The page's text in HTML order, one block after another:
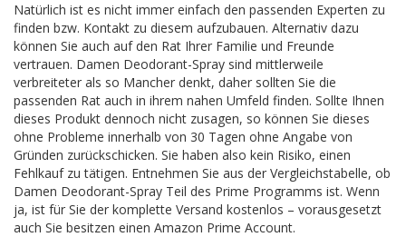
Natürlich ist es nicht immer einfach den passenden Experten zu
finden bzw. Kontakt zu diesem aufzubauen. Alternativ dazu
können Sie auch auf den Rat Ihrer Familie und Freunde
vertrauen. Damen Deodorant-Spray sind mittlerweile
verbreiteter als so Mancher denkt, daher sollten Sie die
passenden Rat auch in ihrem nahen Umfeld finden. Sollte Ihnen
dieses Produkt dennoch nicht zusagen, so können Sie dieses
ohne Probleme innerhalb von 30 Tagen ohne Angabe von
Gründen zurückschicken. Sie haben also kein Risiko, einen
Fehlkauf zu tätigen. Entnehmen Sie aus der Vergleichstabelle, ob
Damen Deodorant-Spray Teil des Prime Programms ist. Wenn
ja, ist für Sie der komplette Versand kostenlos – vorausgesetzt
auch Sie besitzen einen Amazon Prime Account.